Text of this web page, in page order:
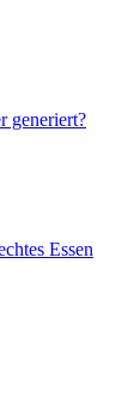
generiert?
Essen